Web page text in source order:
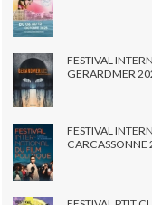
FESTIVAL
GERARDMER
FESTIVAL
CARCASSONNE